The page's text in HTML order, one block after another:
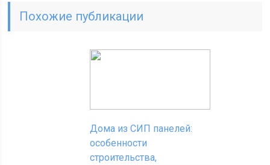
Похожие публикации
Дома из СИП панелей:
особенности
строительства,